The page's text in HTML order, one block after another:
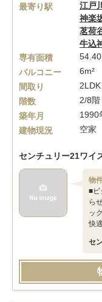
最寄り駅
江戸
神楽
茗荷
牛込
専有面積
バルコニー
6m²
間取り
2LDK
階数
2/8階
築年月
1990
建物現況
空家
センチュリー21ワイ
物
■ビ
ら
ッ
快
セ